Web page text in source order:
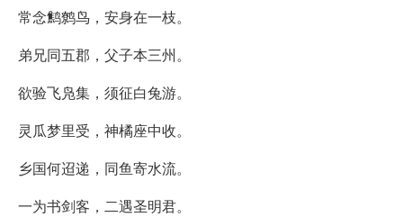
常念鹪鹩鸟，安身在一枝。
弟兄同五郡，父子本三州。
欲验飞凫集，须征白兔游。
灵瓜梦里受，神橘座中收。
乡国何迢递，同鱼寄水流。
一为书剑客，二遇圣明君。